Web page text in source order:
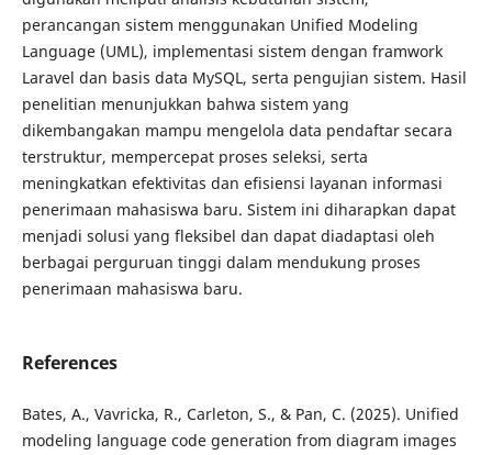
perancangan sistem menggunakan Unified Modeling
Language (UML), implementasi sistem dengan framwork
Laravel dan basis data MySQL, serta pengujian sistem. Hasil
penelitian menunjukkan bahwa sistem yang
dikembangakan mampu mengelola data pendaftar secara
terstruktur, mempercepat proses seleksi, serta
meningkatkan efektivitas dan efisiensi layanan informasi
penerimaan mahasiswa baru. Sistem ini diharapkan dapat
menjadi solusi yang fleksibel dan dapat diadaptasi oleh
berbagai perguruan tinggi dalam mendukung proses
penerimaan mahasiswa baru.
References
Bates, A., Vavricka, R., Carleton, S., & Pan, C. (2025). Unified
modeling language code generation from diagram images